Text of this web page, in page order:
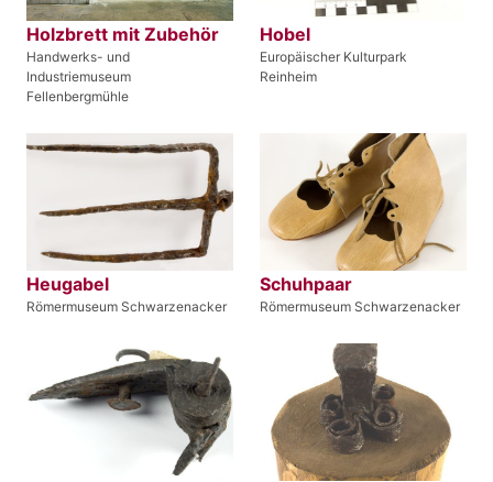
Holzbrett mit Zubehör
Handwerks- und
Industriemuseum
Fellenbergmühle
Hobel
Europäischer Kulturpark
Reinheim
Heugabel
Römermuseum Schwarzenacker
Schuhpaar
Römermuseum Schwarzenacker